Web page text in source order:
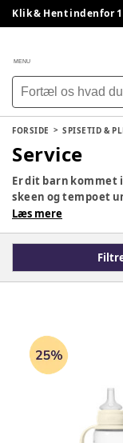
Klik & Hent indenfor
MENU
FORSIDE SPISETID &
Service
Er dit barn kommet
skeen og tempoet
noget børnebestik
vil skabe glæde hos
spise, så er det
Læs mere